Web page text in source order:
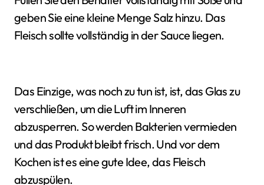
geben Sie eine kleine Menge Salz hinzu. Das
Fleisch sollte vollständig in der Sauce liegen.
Das Einzige, was noch zu tun ist, ist, das Glas zu
verschließen, um die Luft im Inneren
abzusperren. So werden Bakterien vermieden
und das Produkt bleibt frisch. Und vor dem
Kochen ist es eine gute Idee, das Fleisch
abzuspülen.